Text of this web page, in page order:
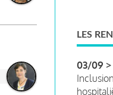
LES
03/09 >